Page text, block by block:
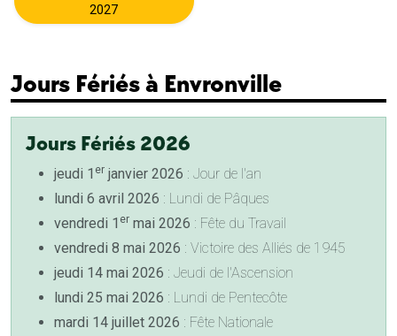
2027
Jours Fériés à Envronville
Jours Fériés 2026
jeudi 1 er janvier 2026 : Jour de l'an
lundi 6 avril 2026 : Lundi de Pâques
vendredi 1 er mai 2026 : Fête du Travail
vendredi 8 mai 2026 : Victoire des Alliés de 1945
jeudi 14 mai 2026 : Jeudi de l'Ascension
lundi 25 mai 2026 : Lundi de Pentecôte
mardi 14 juillet 2026 : Fête Nationale